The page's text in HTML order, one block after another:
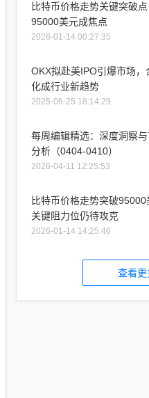
比特币价格走势关键突破点
95000美元成焦点
2026-01-14 00:27:35
OKX拟赴美IPO引爆市场，
化成行业新趋势
2025-06-25 18:14:29
每周编辑精选：深度洞察
分析（0404-0410）
2026-04-11 12:25:53
比特币价格走势突破95000
关键阻力位仍待攻克
2026-01-14 14:25:46
查看更